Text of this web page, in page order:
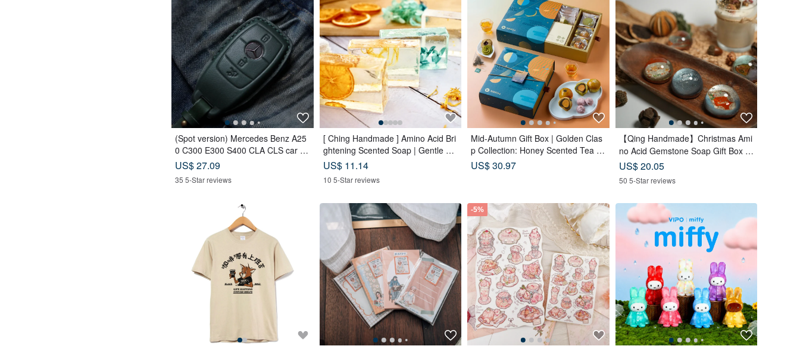
(Spot version) Mercedes Benz A25
0 C300 E300 S400 CLA CLS car ke
y leather case
US$ 27.09
35 5-Star reviews
[ Ching Handmade ] Amino Acid Bri
ghtening Scented Soap | Gentle Cl
eansing for Face, Body & Hands
US$ 11.14
10 5-Star reviews
Mid-Autumn Gift Box | Golden Clas
p Collection: Honey Scented Tea B
ags x Double Tea Yolk Pastry x 12
Tea Biscuits - Lunar Blue
US$ 30.97
【Qing Handmade】Christmas Ami
no Acid Gemstone Soap Gift Box |
Christmas | Gift Exchange
US$ 20.05
50 5-Star reviews
-5%